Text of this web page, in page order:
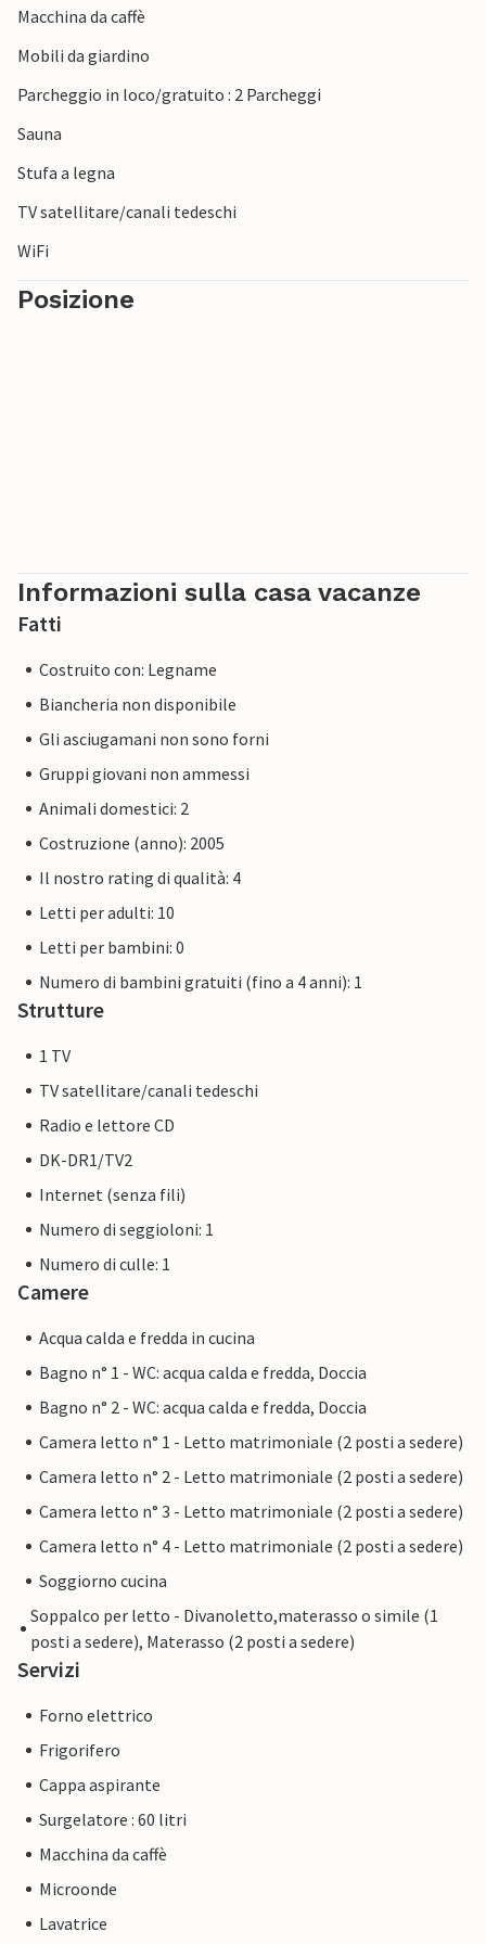
Macchina da caffè
Mobili da giardino
Parcheggio in loco/gratuito : 2 Parcheggi
Sauna
Stufa a legna
TV satellitare/canali tedeschi
WiFi
Posizione
Informazioni sulla casa vacanze
Fatti
Costruito con: Legname
Biancheria non disponibile
Gli asciugamani non sono forni
Gruppi giovani non ammessi
Animali domestici: 2
Costruzione (anno): 2005
Il nostro rating di qualità: 4
Letti per adulti: 10
Letti per bambini: 0
Numero di bambini gratuiti (fino a 4 anni): 1
Strutture
1 TV
TV satellitare/canali tedeschi
Radio e lettore CD
DK-DR1/TV2
Internet (senza fili)
Numero di seggioloni: 1
Numero di culle: 1
Camere
Acqua calda e fredda in cucina
Bagno n° 1 - WC: acqua calda e fredda, Doccia
Bagno n° 2 - WC: acqua calda e fredda, Doccia
Camera letto n° 1 - Letto matrimoniale (2 posti a sedere)
Camera letto n° 2 - Letto matrimoniale (2 posti a sedere)
Camera letto n° 3 - Letto matrimoniale (2 posti a sedere)
Camera letto n° 4 - Letto matrimoniale (2 posti a sedere)
Soggiorno cucina
Soppalco per letto - Divanoletto,materasso o simile (1
posti a sedere), Materasso (2 posti a sedere)
Servizi
Forno elettrico
Frigorifero
Cappa aspirante
Surgelatore : 60 litri
Macchina da caffè
Microonde
Lavatrice